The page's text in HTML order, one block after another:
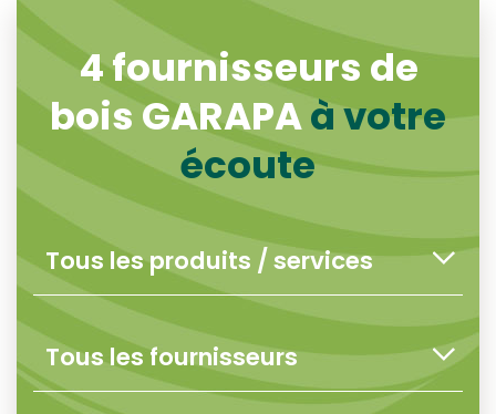
4fournisseurs de
bois GARAPAà votre
écoute